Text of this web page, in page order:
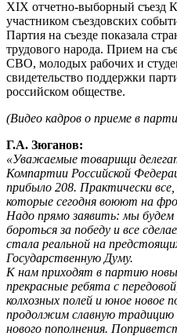
XIX отчетно-выборный съезд
участником съездовских
Партия на съезде показала
трудового народа. Прием на
СВО, молодых рабочих и
свидетельство поддержки
российском обществе.
(Видео кадров о приеме в
Г.А. Зюганов:
«Уважаемые товарищи
Компартии Российской
прибыло 208. Практически
которые сегодня воюют на
Надо прямо заявить: мы
бороться за победу и все
стала реальной на
Государственную Думу.
К нам приходят в партию
прекрасные ребята с
колхозных полей и юное новое
продолжим славную
нового пополнения.